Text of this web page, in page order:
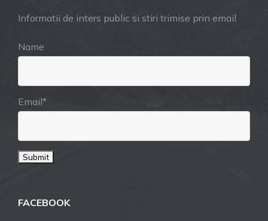
Informatii de inters public si stiri trimise prin email
Name
Email*
FACEBOOK